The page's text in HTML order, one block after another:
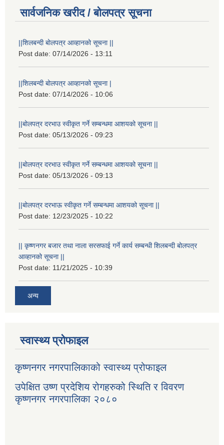
सार्वजनिक खरीद / बोलपत्र सूचना
||शिलबन्दी बोलपत्र आव्हानको सूचना ||
Post date: 07/14/2026 - 13:11
||शिलबन्दी बोलपत्र आव्हानको सूचना |
Post date: 07/14/2026 - 10:06
||बोलपत्र दरभाउ स्वीकृत गर्ने सम्बन्धमा आशयको सूचना ||
Post date: 05/13/2026 - 09:23
||बोलपत्र दरभाउ स्वीकृत गर्ने सम्बन्धमा आशयको सूचना ||
Post date: 05/13/2026 - 09:13
||बोलपत्र दरभाऊ स्वीकृत गर्ने सम्बन्धमा आशयको सूचना ||
Post date: 12/23/2025 - 10:22
|| कृष्णनगर बजार तथा नाला सरसफाई गर्ने कार्य सम्बन्धी शिलबन्दी बोलपत्र
आव्हानको सूचना ||
Post date: 11/21/2025 - 10:39
अन्य
स्वास्थ्य प्रोफाइल
कृष्णनगर नगरपालिकाको स्वास्थ्य प्रोफाइल
उपेक्षित उष्ण प्रदेशिय रोगहरुको स्थिति र विवरण
कृष्णनगर नगरपालिका २०८०